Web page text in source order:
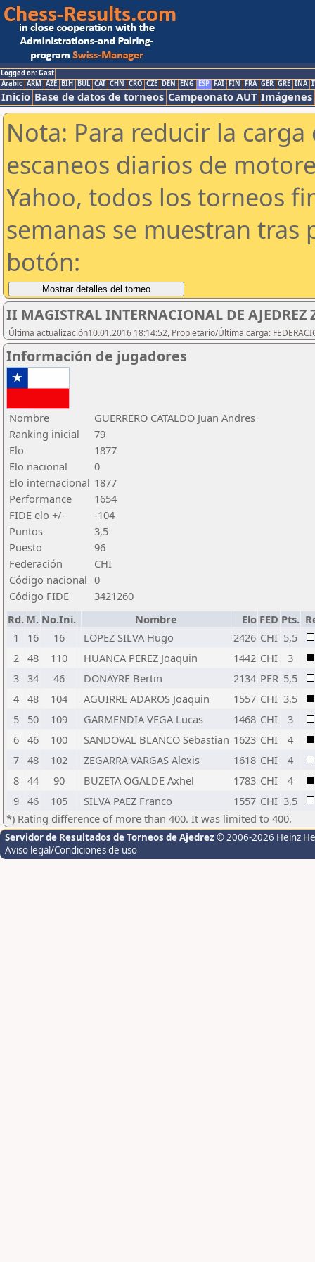
Logged on: Gast
Arabic ARM AZE BIH BUL CAT CHN CRO CZE DEN ENG ESP FAI FIN FRA GER GRE INA
Inicio Base de datos de torneos Campeonato AUT Imágenes
Nota: Para reducir la
escaneos diarios de
Yahoo, todos los torneos
semanas se muestran tras
botón:
II MAGISTRAL INTERNACIONAL DE AJEDREZ
Última actualización10.01.2016 18:14:52, Propietario/Última carga:
Información de jugadores
Nombre
GUERRERO CATALDO Juan Andres
Ranking inicial
79
Elo
1877
Elo nacional
0
Elo internacional 1877
Performance
1654
FIDE elo +/-
-104
Puntos
3,5
Puesto
96
Federación
CHI
Código nacional 0
Código FIDE
3421260
Rd. M. No.Ini. Nombre Elo FED Pts.
1
16 16 LOPEZ SILVA Hugo 2426 CHI 5,5
2 48 110 HUANCA PEREZ Joaquin 1442 CHI
3
3 34 46 DONAYRE Bertin 2134 PER 5,5
4 48 104 AGUIRRE ADAROS Joaquin 1557 CHI 3,5
5
50 109 GARMENDIA VEGA Lucas 1468 CHI
3
6 46 100 SANDOVAL BLANCO Sebastian 1623 CHI
4
7 48 102 ZEGARRA VARGAS Alexis 1618 CHI
4
8 44 90 BUZETA OGALDE Axhel 1783 CHI
4
9 46 105 SILVA PAEZ Franco 1557 CHI 3,5
*) Rating difference of more than 400. It was limited to 400.
Servidor de Resultados de Torneos de Ajedrez © 2006-2026 Heinz
Aviso legal/Condiciones de uso